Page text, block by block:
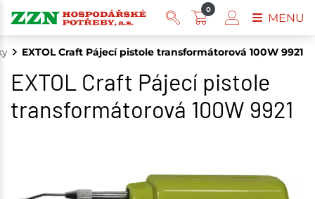
EXTOL Craft Pájecí pistole transformátorová 100W 9921
EXTOL Craft Pájecí pistole
transformátorová 100W 9921
0
MENU